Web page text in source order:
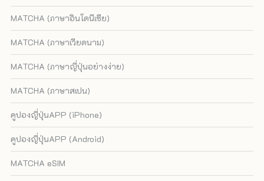
MATCHA (ภาษาอินโดนีเซีย)
MATCHA (ภาษาเวียดนาม)
MATCHA (ภาษาญี่ปุ่นอย่างง่าย)
MATCHA (ภาษาสเปน)
คูปองญี่ปุ่นAPP (iPhone)
คูปองญี่ปุ่นAPP (Android)
MATCHA eSIM